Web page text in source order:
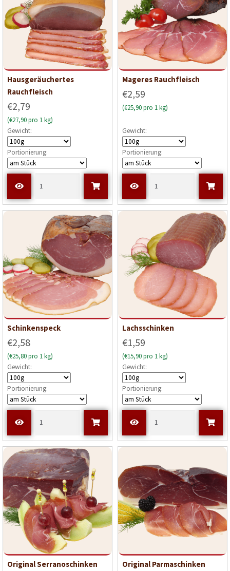
Hausgeräuchertes
Rauchfleisch
€2,79
(€27,90 pro 1 kg)
Gewicht:
Portionierung:
Mageres Rauchfleisch
€2,59
(€25,90 pro 1 kg)
Gewicht:
Portionierung:
Schinkenspeck
€2,58
(€25,80 pro 1 kg)
Gewicht:
Portionierung:
Lachsschinken
€1,59
(€15,90 pro 1 kg)
Gewicht:
Portionierung:
Original Serranoschinken Original Parmaschinken